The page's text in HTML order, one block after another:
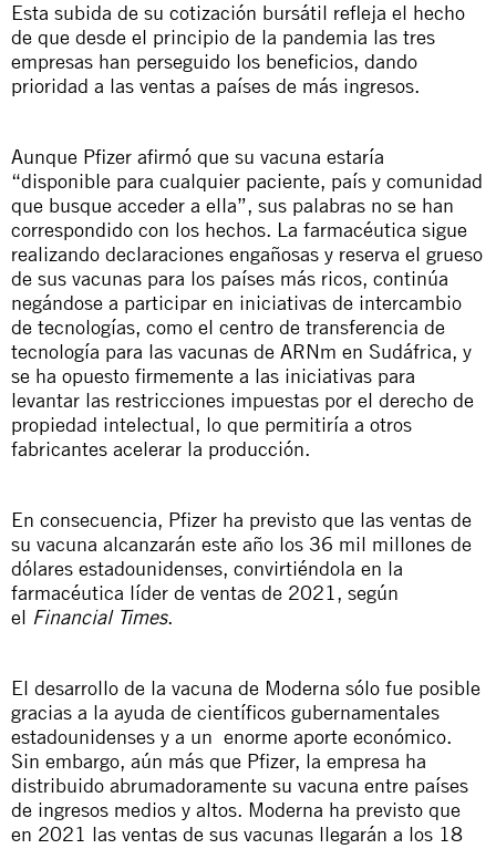
Esta subida de su cotización bursátil refleja el hecho
de que desde el principio de la pandemia las tres
empresas han perseguido los beneficios, dando
prioridad a las ventas a países de más ingresos.
Aunque Pfizer afirmó que su vacuna estaría
“disponible para cualquier paciente, país y comunidad
que busque acceder a ella”, sus palabras no se han
correspondido con los hechos. La farmacéutica sigue
realizando declaraciones engañosas y reserva el grueso
de sus vacunas para los países más ricos, continúa
negándose a participar en iniciativas de intercambio
de tecnologías, como el centro de transferencia de
tecnología para las vacunas de ARNm en Sudáfrica, y
se ha opuesto firmemente a las iniciativas para
levantar las restricciones impuestas por el derecho de
propiedad intelectual, lo que permitiría a otros
fabricantes acelerar la producción.
En consecuencia, Pfizer ha previsto que las ventas de
su vacuna alcanzarán este año los 36 mil millones de
dólares estadounidenses, convirtiéndola en la
farmacéutica líder de ventas de 2021, según
el Financial Times.
El desarrollo de la vacuna de Moderna sólo fue posible
gracias a la ayuda de científicos gubernamentales
estadounidenses y a un enorme aporte económico.
Sin embargo, aún más que Pfizer, la empresa ha
distribuido abrumadoramente su vacuna entre países
de ingresos medios y altos. Moderna ha previsto que
en 2021 las ventas de sus vacunas llegarán a los 18